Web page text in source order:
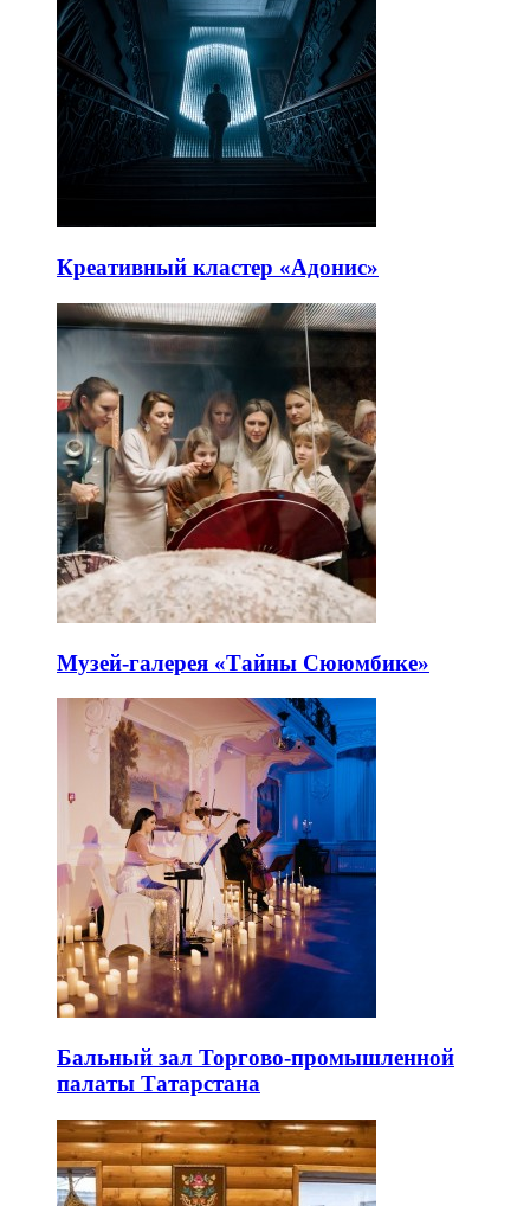
Креативный кластер «Адонис»
Музей-галерея «Тайны Сююмбике»
Бальный зал Торгово-промышленной
палаты Татарстана